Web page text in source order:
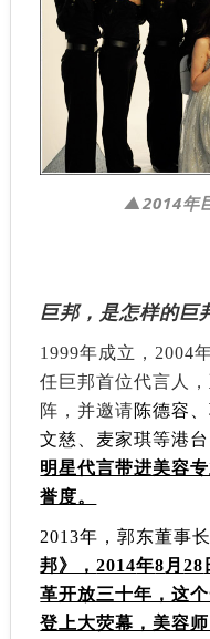
▲2014年
巨邦，是怎样的巨
1999年成立， 2004
任巨邦首位代言人
阵，并邀请陈德容
文慈、麦家琪等港
明星代言带进美容
誉度。
2013年，郭东董事
邦》，2014年8 月28
革开放三十年，这
登上大荧幕，美容